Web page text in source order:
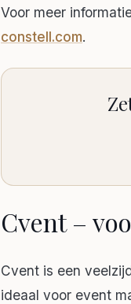
Voor meer
constell.com.
Cvent –
Cvent is een
ideaal voor event